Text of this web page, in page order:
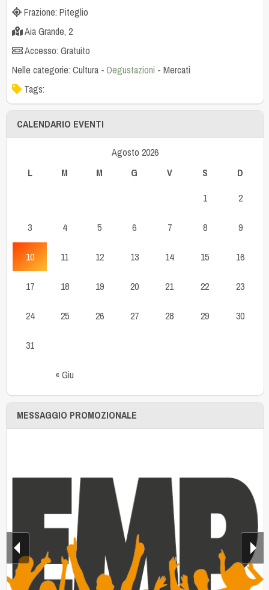
Frazione: Piteglio
Aia Grande, 2
Accesso: Gratuito
Nelle categorie: Cultura- Degustazioni - Mercati
Tags:
CALENDARIO EVENTI
Agosto 2026
L
M M G V S D
« Giu
1 2
3 4 5 6 7 8 9
10 11 12 13 14 15 16
17 18 19 20 21 22 23
24 25 26 27 28 29 30
31
MESSAGGIO PROMOZIONALE